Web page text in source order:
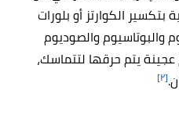
الكوارتز أو بلورات
والبوتاسيوم والصوديوم
يتم حرقها لتتماسك،
[٢]